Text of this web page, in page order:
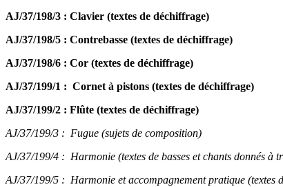
AJ/37/198/3 : Clavier (textes de déchiffrage)
AJ/37/198/5 : Contrebasse (textes de déchiffrage)
AJ/37/198/6 : Cor (textes de déchiffrage)
AJ/37/199/1 : Cornet à pistons (textes de déchiffrage)
AJ/37/199/2 : Flûte (textes de déchiffrage)
AJ/37/199/3 : Fugue (sujets de composition)
AJ/37/199/4 : Harmonie (textes de basses et chants donnés à
AJ/37/199/5 : Harmonie et accompagnement pratique (textes